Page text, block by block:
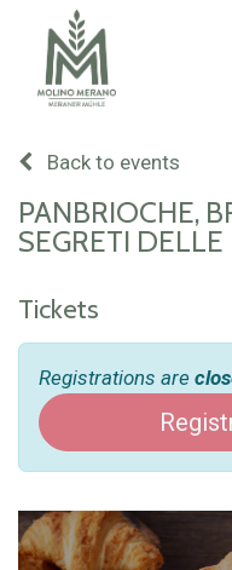
Back to events
PANBRIOCHE,
SEGRETI
Tickets
Registrations are